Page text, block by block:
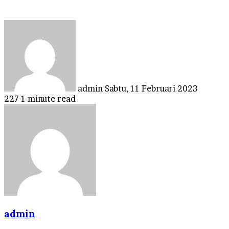
admin Sabtu, 11 Februari 2023
227 1 minute read
admin